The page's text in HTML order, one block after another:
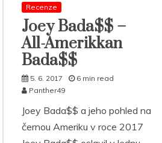
Recenze
Joey Bada$$ –
All-Amerikkan
Bada$$
5. 6. 2017
6 min read
Panther49
Joey Bada$$ a jeho pohled na
černou Ameriku v roce 2017